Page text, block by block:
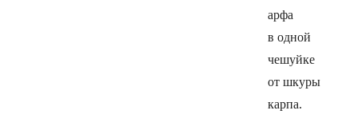
арфа
в одной
чешуйке
от шкуры
карпа.